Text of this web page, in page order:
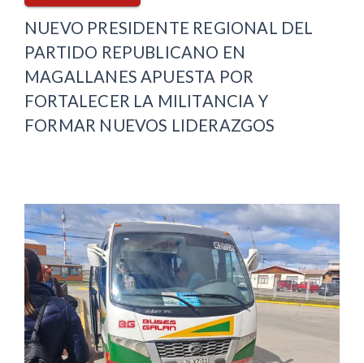
NUEVO PRESIDENTE REGIONAL DEL
PARTIDO REPUBLICANO EN
MAGALLANES APUESTA POR
FORTALECER LA MILITANCIA Y
FORMAR NUEVOS LIDERAZGOS